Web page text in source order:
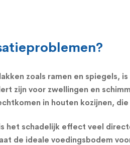
zoals ramen en spiegels,
zijn voor zwellingen en
in houten kozijnen,
het schadelijk effect veel
de ideale voedingsbodem